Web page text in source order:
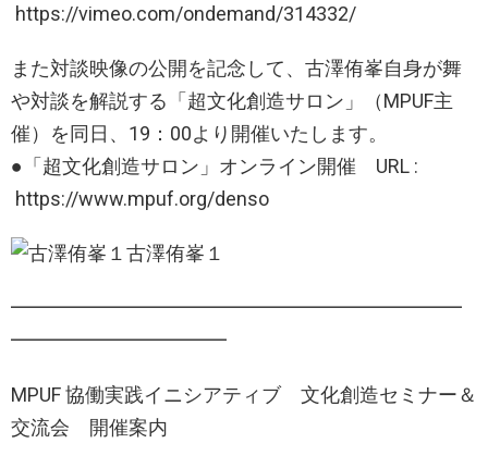
https://vimeo.com/ondemand/314332/
また対談映像の公開を記念して、古澤侑峯自身が舞
や対談を解説する「超文化創造サロン」（MPUF主
催）を同日、19：00より開催いたします。
●「超文化創造サロン」オンライン開催 URL :
https://www.mpuf.org/denso
古澤侑峯１
━━━━━━━━━━━━━━━━━━━━━━━
━━━━━━━━━━━
MPUF 協働実践イニシアティブ 文化創造セミナー＆
交流会 開催案内